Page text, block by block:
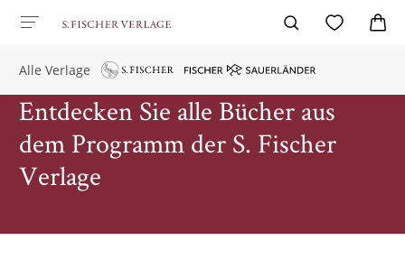
Alle Verlage
Entdecken Sie alle Bücher aus
dem Programm der S. Fischer
Verlage